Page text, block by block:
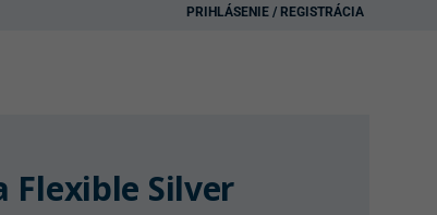
PRIHLÁSENIE / REGISTRÁCIA
Flexible Silver